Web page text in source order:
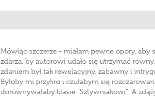
Mówiąc szczerze - miałam pewne opory, aby
zdarza, by autorowi udało się utrzymać
zdaniem był tak rewelacyjny, zabawny i
Byłoby mi przykro i czułabym się
dorównywałaby klasie "Sztywniakowi". A